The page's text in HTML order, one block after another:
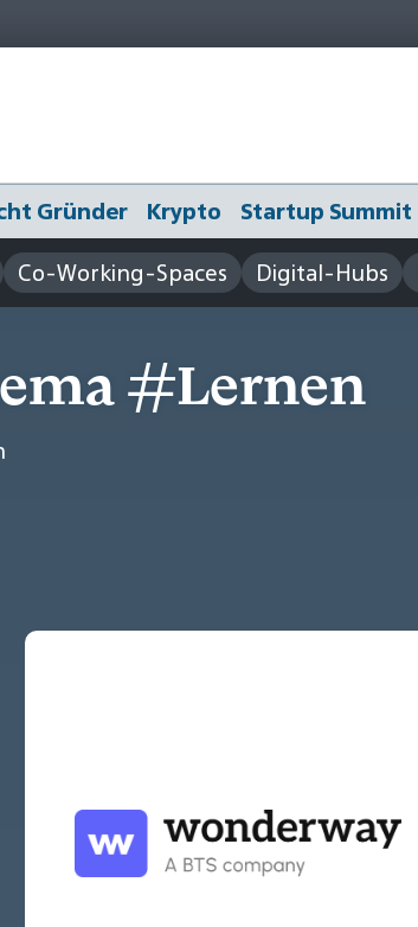
Gründer Krypto
Startup Summit
Co-Working-Spaces Digital-Hubs
#Lernen